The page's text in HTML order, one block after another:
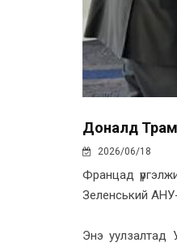
Доналд
2026/06/18
Францад
Зеленський
Энэ уулзалтад